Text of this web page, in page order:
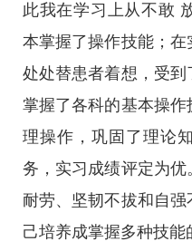
此我在学习上从不敢
本掌握了操作技能；在
处处替患者着想，受到
掌握了各科的基本操
理操作，巩固了理论
务，实习成绩评定为
耐劳、坚韧不拔和自
己培养成掌握多种技能